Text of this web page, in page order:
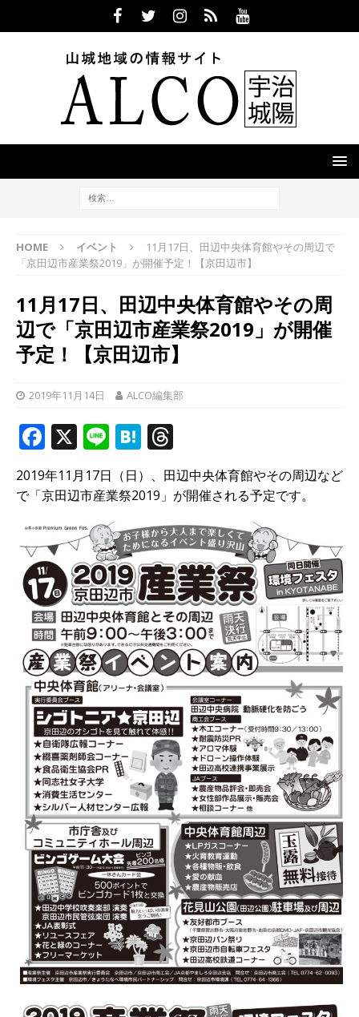
HOME イベント
11月17日、田辺中央体育館やその周辺で
「京田辺市産業祭2019」が開催予定！【京田辺市】
11月17日、田辺中央体育館やその周
辺で「京田辺市産業祭2019」が開催
予定！【京田辺市】
2019年11月14日 ALCO編集部
F
a
c
e
b
o
o
k
X Li
n
e
H
at
e
a
h
r
e
a
d
s
2019年11月17日（日）、田辺中央体育館やその周辺など
で「京田辺市産業祭2019」が開催される予定です。